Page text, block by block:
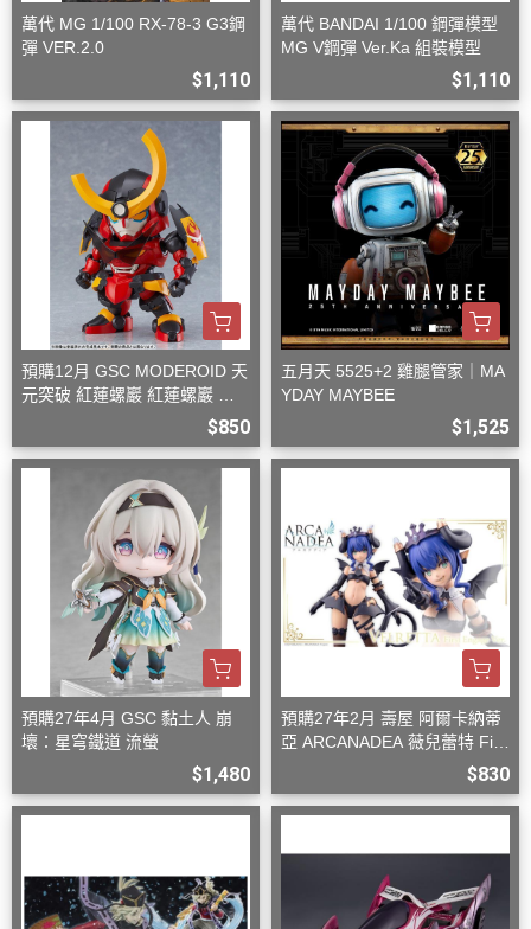
萬代 MG 1/100 RX-78-3 G3鋼
彈 VER.2.0
$1,110
萬代 BANDAI 1/100 鋼彈模型
MG V鋼彈 Ver.Ka 組裝模型
$1,110
預購12月 GSC MODEROID 天
元突破 紅蓮螺巖 紅蓮螺巖 再
$850
五月天 5525+2 雞腿管家｜MA
YDAY MAYBEE
$1,525
預購27年4月 GSC 黏土人 崩
壞：星穹鐵道 流螢
$1,480
預購27年2月 壽屋 阿爾卡納蒂
亞 ARCANADEA 薇兒蕾特 Firs
$830